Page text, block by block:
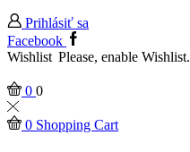
Prihlásiť sa
Facebook
Wishlist Please, enable Wishlist.
0 0
0 Shopping Cart